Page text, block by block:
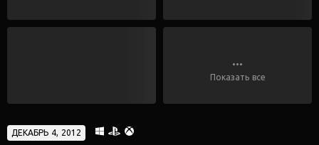
...
Показать все
ДЕКАБРЬ 4, 2012